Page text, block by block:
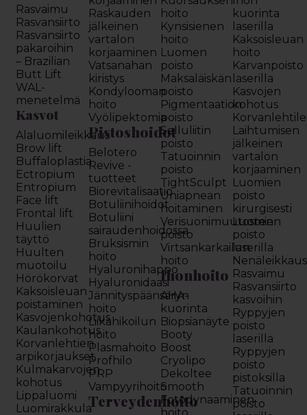
Rasvaimu
Rasvansiirto
Rasvansiirto
pakaroihin
– Brazilian
Butt Lift
WAL-
menetelmä
Kasvot
Alaluomileikkaus
Brow lift
Buffaloplastia
Ectropium
Entropium
Face lift
Frontal lift
Huulien
täyttö
Huulten
muotoilu
Hörökorvat
Kaksoisleuan
poistaminen
Kasvojenkohotus
Kaulankohotus
Korvanlehtien
arpikorjaukset
Kulmakarvojen
kohotus
Lippaluomi
Luomirakkula
Raskauden
jälkeinen
vartalon
korjaaminen
Vatsanahan
kiristys
Kondylooman
hoito
Vyölipektomia
Pistoshoidot
Belotero
Revive -
tuotteet
Biorevitalisaatio
Botuliinihoidot
Botuliini
sairaudenhoidossa
Bruksismin
hoito
Hyaluronihappo
Hyaluronidaasi
Jännityspäänsäryn
hoito
Liikahikoilun
hoito
Plasmahoito
Profhilo
PRP
Vampyyrihoito
Terveydenhoito
hoito
Kynsisienen
hoito
Luomen
poisto
Maksaläiskän
poisto
Pigmentaation
poisto
Selluliitin
poisto
Tatuoinnin
poisto
TightSculpt
Uniapnean
hoitaminen
Verisuonimuutosten
poisto
Virtsankarkailun
hoito
Ihonhoito
AHA-
kuorinta
Biopsianäyte
Booty
Boost
Cryolipo
Dekoltee
Smooth
Fotodynaaminen
kuorinta
laserilla
Kaksoisleuan
hoito
Karvanpoisto
laserilla
Kasvojen
kohotus
Laihtumisen
jälkeinen
vartalon
korjaaminen
Luomien
poisto
kirurgisesti
Luomien
poisto
laserilla
Nenäleikkaus
Rasvaimu
Rasvansiirto
kasvoihin
Ryppyjen
poisto
laserilla
Ryppyjen
poisto
pistoksilla
Tatuoinnin
poisto